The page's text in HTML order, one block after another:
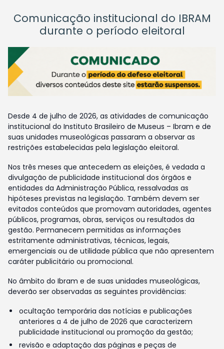
Comunicação institucional do IBRAM
durante o período eleitoral
Desde 4 de julho de 2026, as atividades de comunicação
institucional do Instituto Brasileiro de Museus – Ibram e de
suas unidades museológicas passaram a observar as
restrições estabelecidas pela legislação eleitoral.
Nos três meses que antecedem as eleições, é vedada a
divulgação de publicidade institucional dos órgãos e
entidades da Administração Pública, ressalvadas as
hipóteses previstas na legislação. Também devem ser
evitados conteúdos que promovam autoridades, agentes
públicos, programas, obras, serviços ou resultados da
gestão. Permanecem permitidas as informações
estritamente administrativas, técnicas, legais,
emergenciais ou de utilidade pública que não apresentem
caráter publicitário ou promocional.
No âmbito do Ibram e de suas unidades museológicas,
deverão ser observadas as seguintes providências:
ocultação temporária das notícias e publicações
anteriores a 4 de julho de 2026 que caracterizem
publicidade institucional ou promoção da gestão;
revisão e adaptação das páginas e peças de